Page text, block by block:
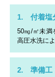
1. 付着塩
50㎎/㎡未
高圧水洗に
2. 準備工